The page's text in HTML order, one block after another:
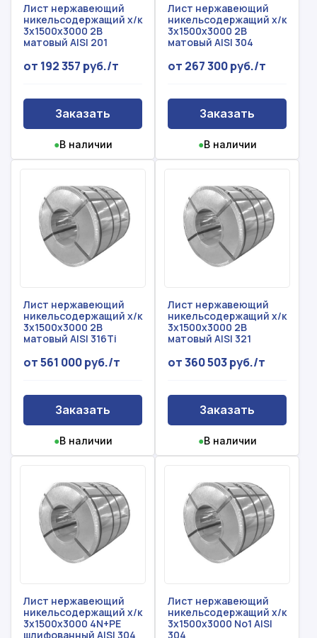
Лист нержавеющий
никельсодержащий х/к
3x1500x3000 2B
матовый AISI 201
от 192 357 руб./т
Заказать
●В наличии
Лист нержавеющий
никельсодержащий х/к
3x1500x3000 2B
матовый AISI 304
от 267 300 руб./т
Заказать
●В наличии
Лист нержавеющий
никельсодержащий х/к
3x1500x3000 2B
матовый AISI 316Ti
от 561 000 руб./т
Заказать
●В наличии
Лист нержавеющий
никельсодержащий х/к
3x1500x3000 2B
матовый AISI 321
от 360 503 руб./т
Заказать
●В наличии
Лист нержавеющий
никельсодержащий х/к
3x1500x3000 4N+PE
шлифованный AISI 304
Лист нержавеющий
никельсодержащий х/к
3x1500x3000 No1 AISI
304
Рассчитать смету
кратчайшие сроки.
Оставьте номер
телефона
Мы свяжемся с вами в ближайшее время!
Предоставим бесплатную консультацию по